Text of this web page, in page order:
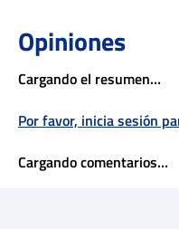
Cargando el resumen…
Por favor, inicia sesión
Cargando comentarios…